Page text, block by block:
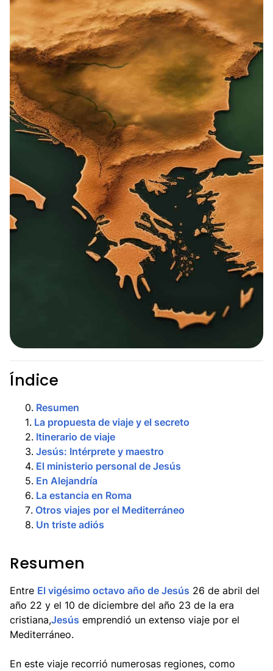
Índice
0. Resumen
1. La propuesta de viaje y el secreto
2. Itinerario de viaje
3. Jesús: Intérprete y maestro
4. El ministerio personal de Jesús
5. En Alejandría
6. La estancia en Roma
7. Otros viajes por el Mediterráneo
8. Un triste adiós
Resumen
Entre El vigésimo octavo año de Jesús 26 de abril del
año 22 y el 10 de diciembre del año 23 de la era
cristiana,Jesús emprendió un extenso viaje por el
Mediterráneo.
En este viaje recorrió numerosas regiones, como